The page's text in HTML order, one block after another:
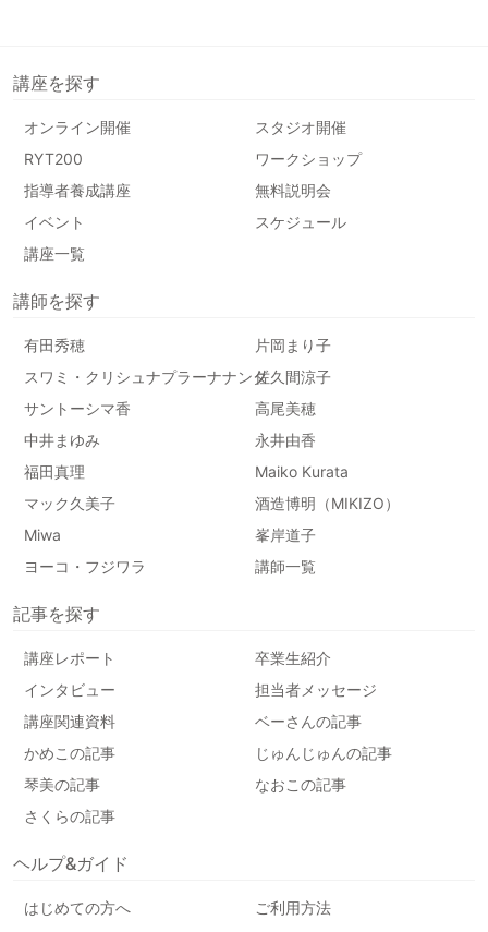
講座を探す
オンライン開催
スタジオ開催
RYT200
ワークショップ
指導者養成講座
無料説明会
イベント
スケジュール
講座一覧
講師を探す
有田秀穂
片岡まり子
スワミ・クリシュナプラーナナンダ佐久間涼子
サントーシマ香
高尾美穂
中井まゆみ
永井由香
福田真理
Maiko Kurata
マック久美子
酒造博明（MIKIZO）
Miwa
峯岸道子
ヨーコ・フジワラ
講師一覧
記事を探す
講座レポート
卒業生紹介
インタビュー
担当者メッセージ
講座関連資料
ベーさんの記事
かめこの記事
じゅんじゅんの記事
琴美の記事
なおこの記事
さくらの記事
ヘルプ&ガイド
はじめての方へ
ご利用方法